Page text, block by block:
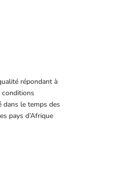
répondant à
conditions
dans le temps des
pays d’Afrique